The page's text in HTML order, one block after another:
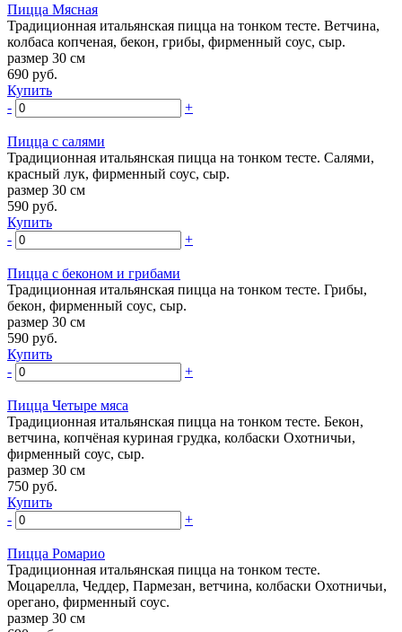
Пицца Мясная
Традиционная итальянская пицца на тонком тесте. Ветчина,
колбаса копченая, бекон, грибы, фирменный соус, сыр.
размер 30 см
690 руб.
Купить
-
+
Пицца с салями
Традиционная итальянская пицца на тонком тесте. Салями,
красный лук, фирменный соус, сыр.
размер 30 см
590 руб.
Купить
-
+
Пицца с беконом и грибами
Традиционная итальянская пицца на тонком тесте. Грибы,
бекон, фирменный соус, сыр.
размер 30 см
590 руб.
Купить
-
+
Пицца Четыре мяса
Традиционная итальянская пицца на тонком тесте. Бекон,
ветчина, копчёная куриная грудка, колбаски Охотничьи,
фирменный соус, сыр.
размер 30 см
750 руб.
Купить
-
+
Пицца Ромарио
Традиционная итальянская пицца на тонком тесте.
Моцарелла, Чеддер, Пармезан, ветчина, колбаски Охотничьи,
орегано, фирменный соус.
размер 30 см